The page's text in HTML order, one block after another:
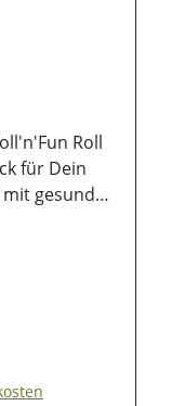
Roll
für Dein
gesunden